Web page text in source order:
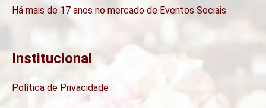
Há mais de 17 anos no mercado de Eventos Sociais.
Institucional
Política de Privacidade